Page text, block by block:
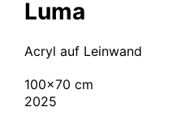
Luma
Acryl auf Leinwand
100×70 cm
2025